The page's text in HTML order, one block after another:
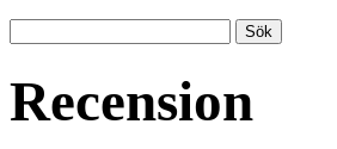
Recension